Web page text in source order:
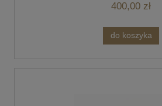
400,00 zł
do koszyka